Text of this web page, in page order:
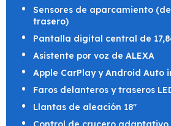
Sensores de aparcamiento
trasero)
Pantalla digital central de
Asistente por voz de ALEXA
Apple CarPlay y Android Auto
Faros delanteros y traseros
Llantas de aleación 18"